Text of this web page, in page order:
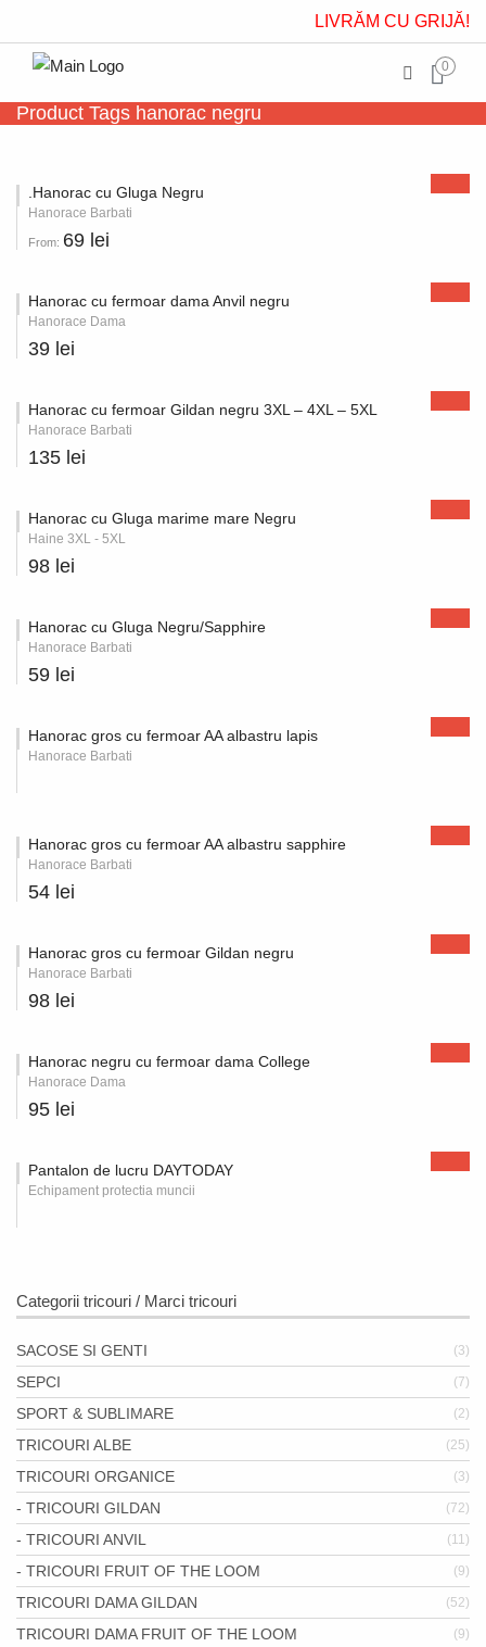
LIVRĂM CU GRIJĂ!
0
Product Tags hanorac negru
.Hanorac cu Gluga Negru
Hanorace Barbati
From: 69 lei
Hanorac cu fermoar dama Anvil negru
Hanorace Dama
39 lei
Hanorac cu fermoar Gildan negru 3XL – 4XL – 5XL
Hanorace Barbati
135 lei
Hanorac cu Gluga marime mare Negru
Haine 3XL - 5XL
98 lei
Hanorac cu Gluga Negru/Sapphire
Hanorace Barbati
59 lei
Hanorac gros cu fermoar AA albastru lapis
Hanorace Barbati
Hanorac gros cu fermoar AA albastru sapphire
Hanorace Barbati
54 lei
Hanorac gros cu fermoar Gildan negru
Hanorace Barbati
98 lei
Hanorac negru cu fermoar dama College
Hanorace Dama
95 lei
Pantalon de lucru DAYTODAY
Echipament protectia muncii
Categorii tricouri / Marci tricouri
SACOSE SI GENTI (3)
SEPCI (7)
SPORT & SUBLIMARE (2)
TRICOURI ALBE (25)
TRICOURI ORGANICE (3)
- TRICOURI GILDAN (72)
- TRICOURI ANVIL (11)
- TRICOURI FRUIT OF THE LOOM (9)
TRICOURI DAMA GILDAN (52)
TRICOURI DAMA FRUIT OF THE LOOM (9)